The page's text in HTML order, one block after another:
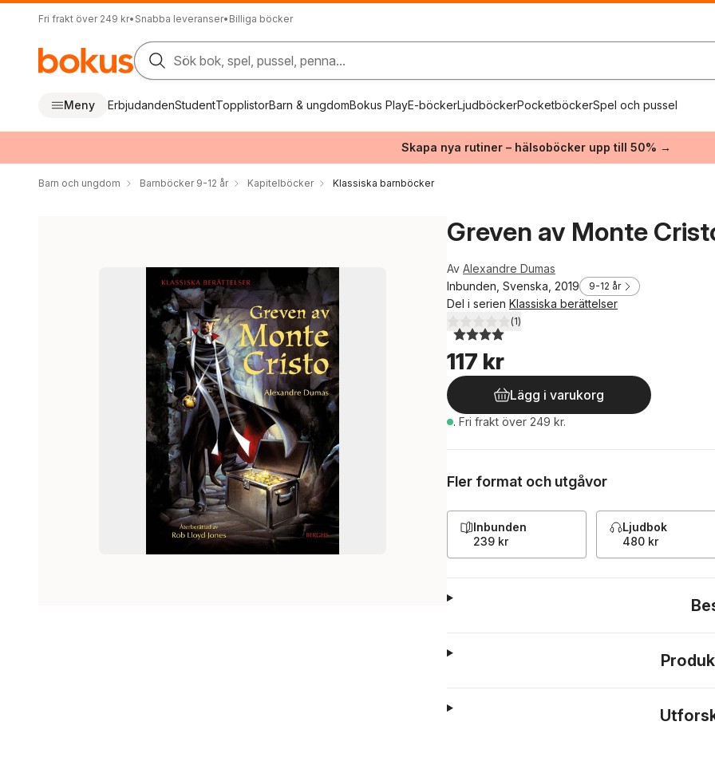
Fri frakt över 249 kr• Snabba leveranser• Billiga böcker
Sök bok, spel, pussel, penna...
Meny ErbjudandenStudentTopplistorBarn & ungdomBokus PlayE-böckerLjudböckerPocketböckerSpel och pussel
Skapa nya rutiner – hälsoböcker upp till 50% →
Barn och ungdom Barnböcker 9-12 år Kapitelböcker Klassiska barnböcker
Greven av Monte
Av Alexandre Dumas
Inbunden, Svenska, 2019
9-12 år
Del i serien Klassiska berättelser
4,0utav 5 stjärnor. Totalt antal röster:
(1)
117 kr
Lägg i varukorg
. Fri frakt över 249 kr.
Fler format och utgåvor
Inbunden
239 kr
Ljudbok
480 kr